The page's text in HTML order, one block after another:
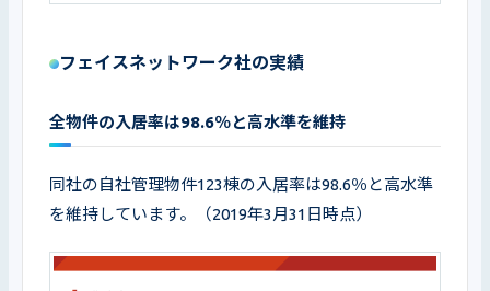
フェイスネットワーク社の実績
全物件の入居率は98.6％と高水準を維持
同社の自社管理物件123棟の入居率は98.6％と高水準
を維持しています。（2019年3月31日時点）